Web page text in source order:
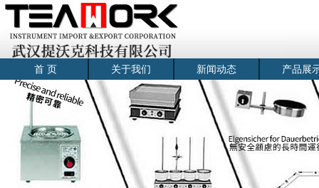
首 页 关于我们 新闻动态 产品展